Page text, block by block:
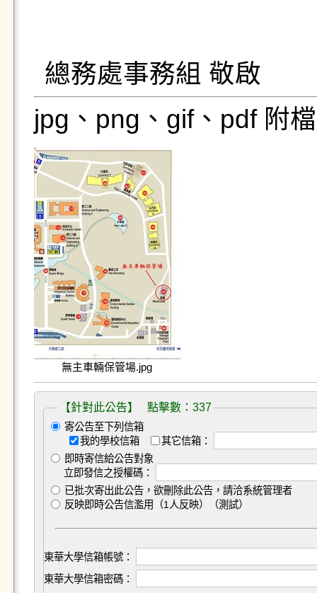
總務處事務組 敬啟
jpg、png、gif、pdf 附
無主車輛保管場.jpg
【針對此公告】 點擊數：337
寄公告至下列信箱
我的學校信箱
其它信箱：
即時寄信給公告對象
立即發信之授權碼：
已批次寄出此公告，欲刪除此公告，請洽系統管理者
反映即時公告信濫用（1人反映）（測試）
東華大學信箱帳號：
東華大學信箱密碼：